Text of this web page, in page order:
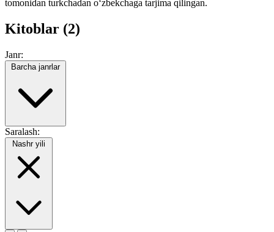
tomonidan turkchadan oʻzbekchaga tarjima qilingan.
Kitoblar (2)
Janr:
Barcha janrlar
Saralash:
Nashr yili